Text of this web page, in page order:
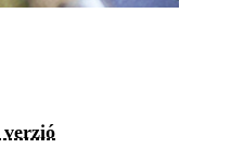
verzió